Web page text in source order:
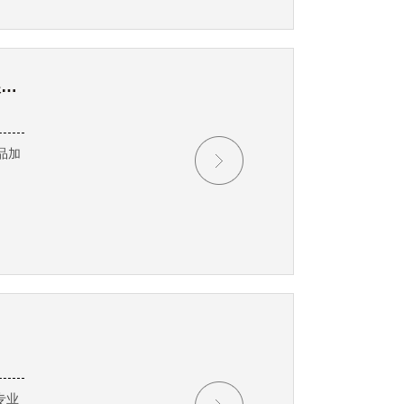
2017年中国第26届广州国际机械设备食品加工、包装机械展览会
加
业